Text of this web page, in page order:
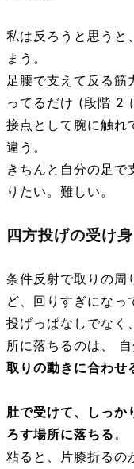
私は反ろうと思うと
まう。
足腰で支えて反る
ってるだけ (段階 2
接点として腕に触れ
違う。
きちんと自分の足で
りたい。難しい。
四方投げの受け身
条件反射で取りの周
ど、回りすぎになっ
投げっぱなしでなく
所に落ちるのは、
取りの動きに合わせ
肚で受けて、しっか
ろす場所に落ちる 。
粘ると、片膝折るの